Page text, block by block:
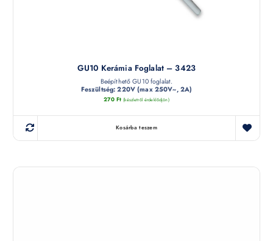
GU10 Kerámia Foglalat – 3423
Beépíthető GU10 foglalat.
Feszültség: 220V (max 250V~, 2A)
270 Ft (készletről érdeklődjön)
Kosárba teszem